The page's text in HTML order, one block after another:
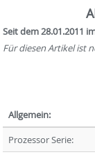
Seit dem 28.01.2011
Für diesen Artikel ist
Allgemein:
Prozessor Serie: